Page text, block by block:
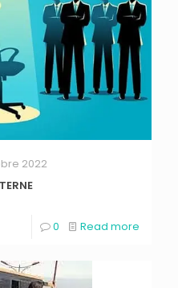
2022
0 Read more